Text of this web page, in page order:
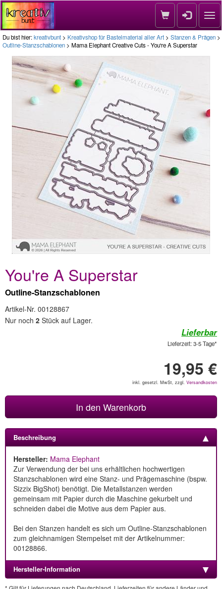
Du bist hier:kreativbunt > Kreativshop für Bastelmaterial aller Art > Stanzen & Prägen >
Outline-Stanzschablonen > Mama Elephant Creative Cuts - You're A Superstar
You're A Superstar
Outline-Stanzschablonen
Artikel-Nr. 00128867
Nur noch 2 Stück auf Lager.
Lieferbar
Lieferzeit: 3-5 Tage*
19,95 €
inkl. gesetzl. MwSt, zzgl. Versandkosten
In den Warenkorb
Beschreibung
Hersteller: Mama Elephant
Zur Verwendung der bei uns erhältlichen hochwertigen
Stanzschablonen wird eine Stanz- und Prägemaschine (bspw.
Sizzix BigShot) benötigt. Die Metallstanzen werden
gemeinsam mit Papier durch die Maschine gekurbelt und
schneiden dabei die Motive aus dem Papier aus.
Bei den Stanzen handelt es sich um Outline-Stanzschablonen
zum gleichnamigen Stempelset mit der Artikelnummer:
00128866.
Hersteller-Information